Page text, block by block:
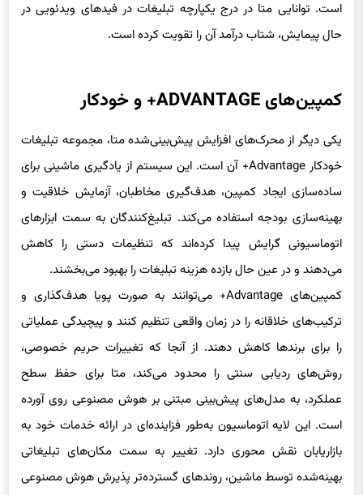
حال پیمایش، شتاب درآمد آن را تقویت کرده است.
یکی دیگر از محرک‌های افزایش پیش‌بینی‌شده‌ متا، مجموعه تبلیغات
خودکار Advantage+ آن است. این سیستم از یادگیری ماشینی برای
ساده‌سازی ایجاد کمپین، هدف‌گیری مخاطبان، آزمایش خلاقیت و
بهینه‌سازی بودجه استفاده می‌کند. تبلیغ‌کنندگان به سمت ابزارهای
اتوماسیونی گرایش پیدا کرده‌اند که تنظیمات دستی را کاهش
می‌دهند و در عین حال بازده هزینه تبلیغات را بهبود می‌بخشند.
کمپین‌های Advantage+ می‌توانند به صورت پویا هدف‌گذاری و
ترکیب‌های خلاقانه را در زمان واقعی تنظیم کنند و پیچیدگی عملیاتی
را برای برندها کاهش دهند. از آنجا که تغییرات حریم خصوصی،
روش‌های ردیابی سنتی را محدود می‌کند، متا برای حفظ سطح
عملکرد، به مدل‌های پیش‌بینی مبتنی بر هوش مصنوعی روی آورده
است. این لایه اتوماسیون به‌طور فزاینده‌ای در ارائه خدمات خود به
بازاریابان نقش محوری دارد. تغییر به سمت مکان‌های تبلیغاتی
بهینه‌شده توسط ماشین، روندهای گسترده‌تر پذیرش هوش مصنوعی
را در سراسر صنعت منعکس می‌کند.